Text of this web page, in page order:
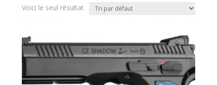
Voici le seul résultat